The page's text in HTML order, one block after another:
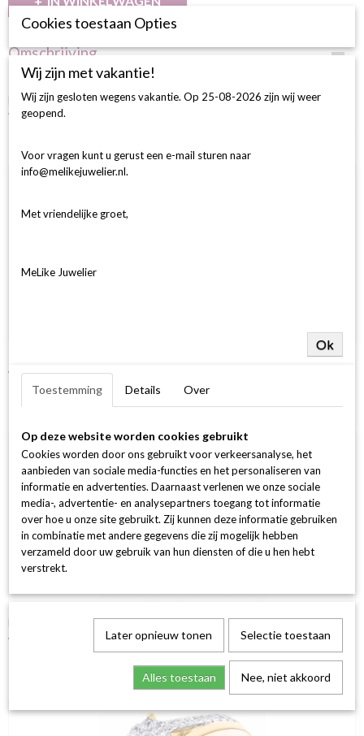
Omschrijving
BESCHRIJVING
Princess Solitairring met Halo 1-0.08 Princ/16-0.06 Crt G SI, 14 Krt
Witgoud.
Ook interessant
€ 1.249,00
Halo Ring Rond 30-0.25 /1-0.30 G si 18k 750 geel goud
€ 2.499,00
Cookies toestaan Opties
Wij zijn met vakantie!
Wij zijn gesloten wegens vakantie. Op 25-08-2026 zijn wij weer
geopend.
Voor vragen kunt u gerust een e-mail sturen naar
info@melikejuwelier.nl.
Met vriendelijke groet,
MeLike Juwelier
Ok
Toestemming Details Over
Op deze website worden cookies gebruikt
Cookies worden door ons gebruikt voor verkeersanalyse, het
aanbieden van sociale media-functies en het personaliseren van
informatie en advertenties. Daarnaast verlenen we onze sociale
media-, advertentie- en analysepartners toegang tot informatie
over hoe u onze site gebruikt. Zij kunnen deze informatie gebruiken
in combinatie met andere gegevens die zij mogelijk hebben
verzameld door uw gebruik van hun diensten of die u hen hebt
verstrekt.
Later opnieuw tonen Selectie toestaan
Alles toestaan Nee, niet akkoord